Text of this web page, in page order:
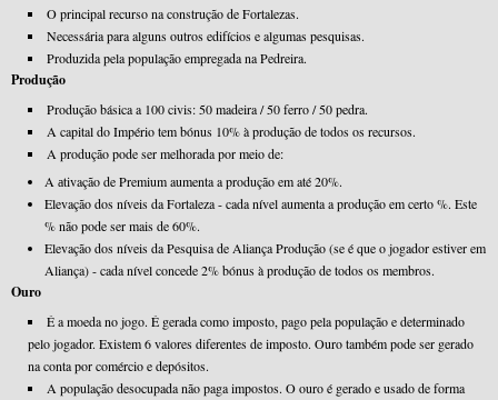
O principal recurso na construção de Fortalezas.
Necessária para alguns outros edifícios e algumas pesquisas.
Produzida pela população empregada na Pedreira.
Produção
Produção básica a 100 civis: 50 madeira / 50 ferro / 50 pedra.
A capital do Império tem bónus 10% à produção de todos os recursos.
A produção pode ser melhorada por meio de:
A аtivação de Premium aumenta a produção em até 20%.
Elevação dos níveis da Fortaleza - cada nível aumenta a produção em certo %. Este
% não pode ser mais de 60%.
Elevação dos níveis da Pesquisa de Aliança Produção (se é que o jogador estiver em
Aliança) - cada nível concede 2% bónus à produção de todos os membros.
Ouro
É a moeda no jogo. É gerada como imposto, pago pela população e determinado
pelo jogador. Existem 6 valores diferentes de imposto. Ouro também pode ser gerado
na conta por comércio e depósitos.
A população desocupada não paga impostos. O ouro é gerado e usado de forma